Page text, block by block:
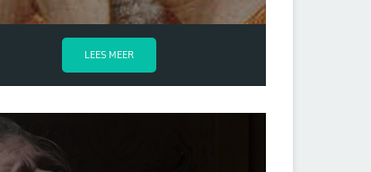
LEES MEER